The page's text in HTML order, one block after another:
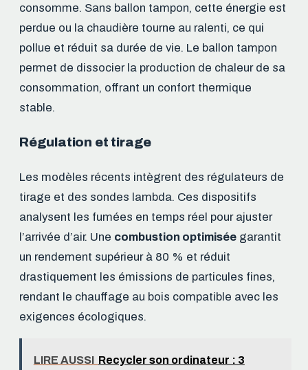
consomme. Sans ballon tampon, cette énergie est
perdue ou la chaudière tourne au ralenti, ce qui
pollue et réduit sa durée de vie. Le ballon tampon
permet de dissocier la production de chaleur de sa
consommation, offrant un confort thermique
stable.
Régulation et tirage
Les modèles récents intègrent des régulateurs de
tirage et des sondes lambda. Ces dispositifs
analysent les fumées en temps réel pour ajuster
l’arrivée d’air. Une combustion optimisée garantit
un rendement supérieur à 80 % et réduit
drastiquement les émissions de particules fines,
rendant le chauffage au bois compatible avec les
exigences écologiques.
LIRE AUSSI Recycler son ordinateur : 3